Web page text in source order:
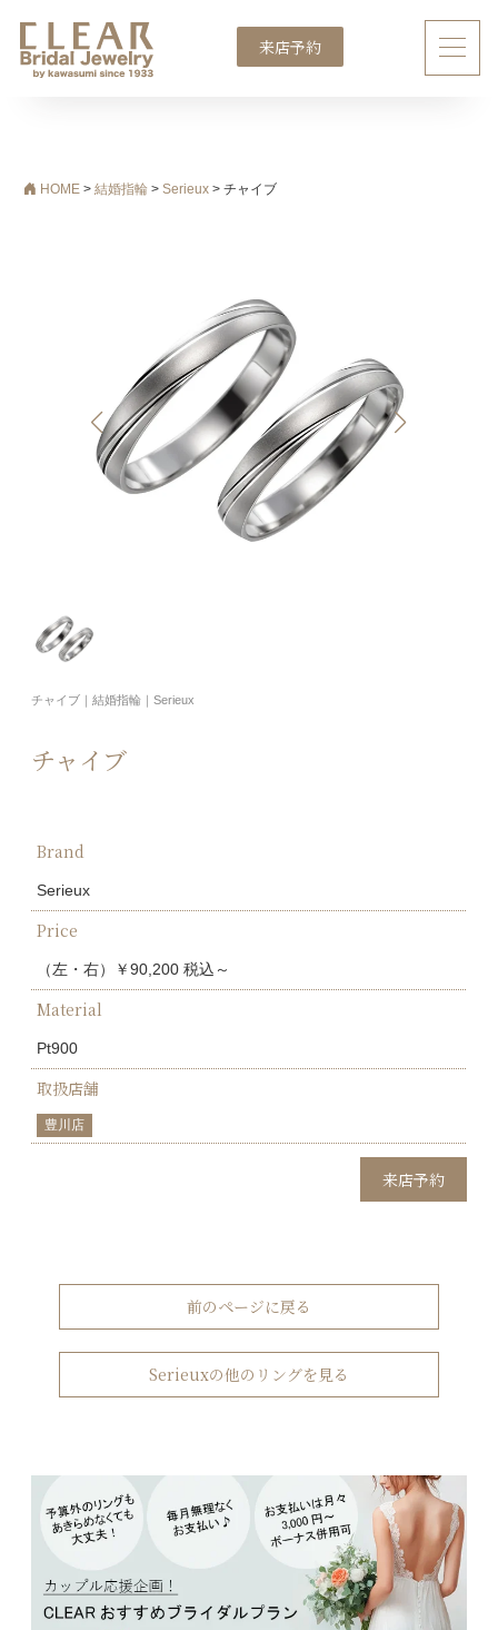
メインナビゲーション
来店予約
HOME> 結婚指輪 > Serieux> チャイブ
チャイブ｜結婚指輪｜Serieux
チャイブ
Brand
Serieux
Price
（左・右）￥90,200 税込～
Material
Pt900
取扱店舗
豊川店
来店予約
前のページに戻る
Serieuxの他のリングを見る